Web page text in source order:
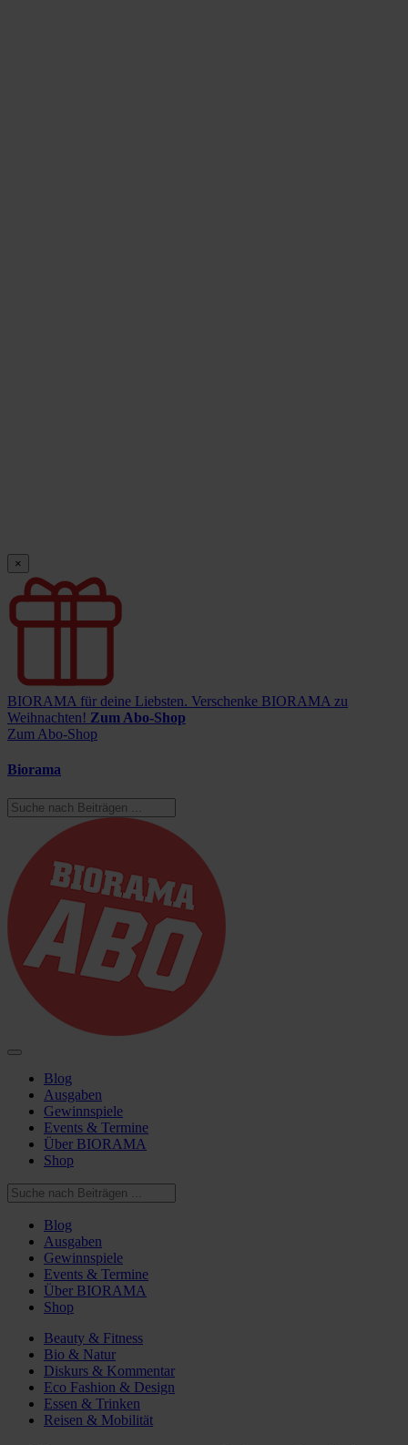
×
BIORAMA für deine Liebsten. Verschenke BIORAMA zu
Weihnachten! Zum Abo-Shop
Zum Abo-Shop
Biorama
Blog
Ausgaben
Gewinnspiele
Events & Termine
Über BIORAMA
Shop
Blog
Ausgaben
Gewinnspiele
Events & Termine
Über BIORAMA
Shop
Beauty & Fitness
Bio & Natur
Diskurs & Kommentar
Eco Fashion & Design
Essen & Trinken
Reisen & Mobilität